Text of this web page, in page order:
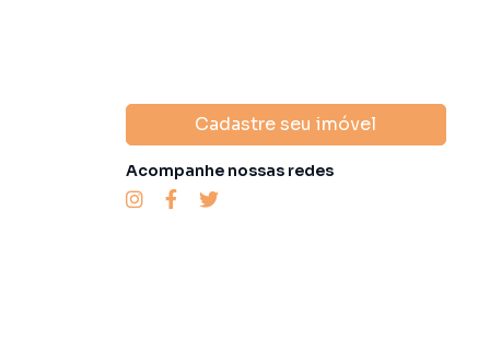
Cadastre seu imóvel
Acompanhe nossas redes